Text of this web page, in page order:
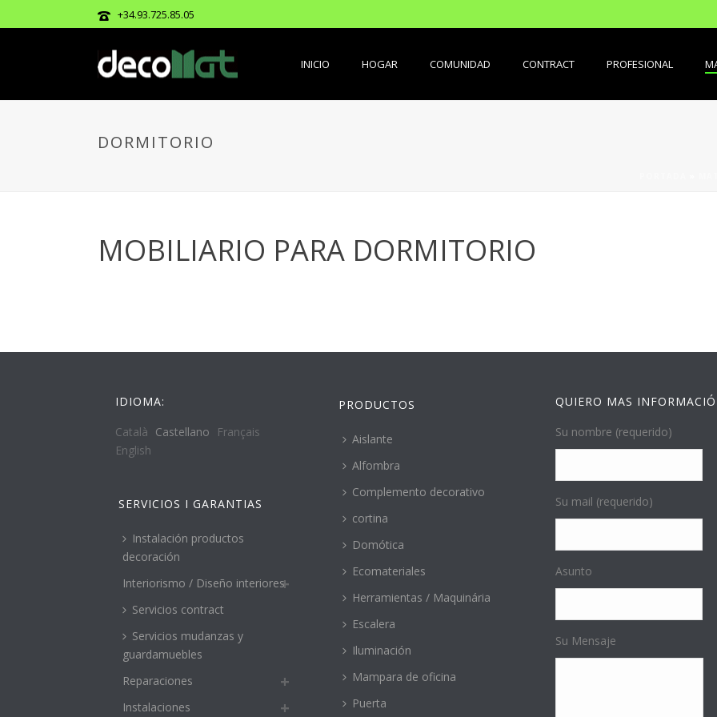
+34.93.725.85.05
INICIO HOGAR COMUNIDAD CONTRACT PROFESIONAL
DORMITORIO
MOBILIARIO PARA DORMITORIO
IDIOMA:
Català Castellano
Français
English
SERVICIOS I GARANTIAS
Instalación productos
decoración
Interiorismo / Diseño interiores
Servicios contract
Servicios mudanzas y
guardamuebles
Reparaciones
Instalaciones
PRODUCTOS
Aislante
Alfombra
Complemento decorativo
cortina
Domótica
Ecomateriales
Herramientas / Maquinária
Escalera
Iluminación
Mampara de oficina
Puerta
QUIERO MAS
Su nombre (requerido)
Su mail (requerido)
Asunto
Su Mensaje